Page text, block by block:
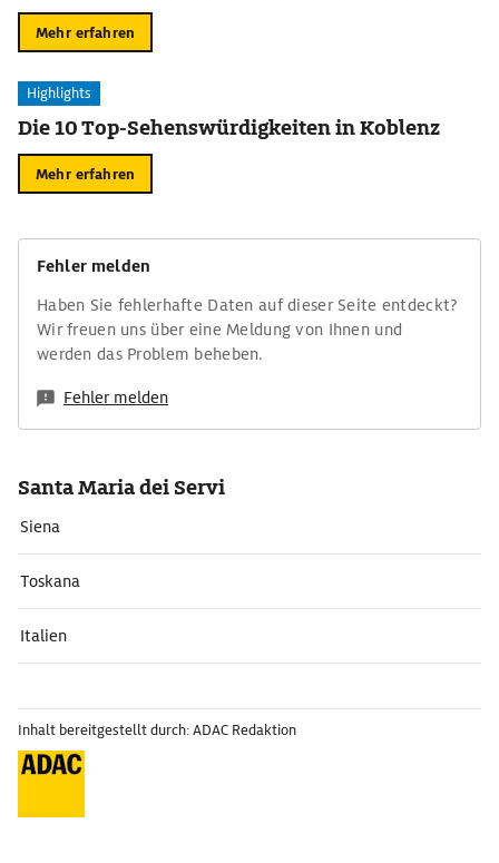
Mehr erfahren
Highlights
Die 10 Top-Sehenswürdigkeiten in Koblenz
Mehr erfahren
Fehler melden
Haben Sie fehlerhafte Daten auf dieser Seite entdeckt?
Wir freuen uns über eine Meldung von Ihnen und
werden das Problem beheben.
Fehler melden
Santa Maria dei Servi
Siena
Toskana
Italien
Inhalt bereitgestellt durch: ADAC Redaktion